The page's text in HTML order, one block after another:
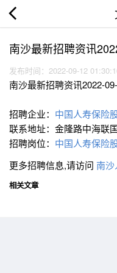
南沙最新招聘资讯
发布时间：2022-09-12
南沙最新招聘资讯2022-
招聘企业： 中国人寿保险
联系地址：金隆路中海联
招聘岗位： 中国人寿保险
更多招聘信息,请访问 南
相关文章